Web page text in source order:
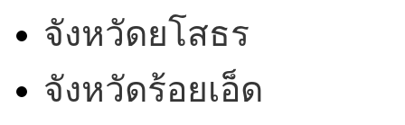
จังหวัดยโสธร
จังหวัดร้อยเอ็ด